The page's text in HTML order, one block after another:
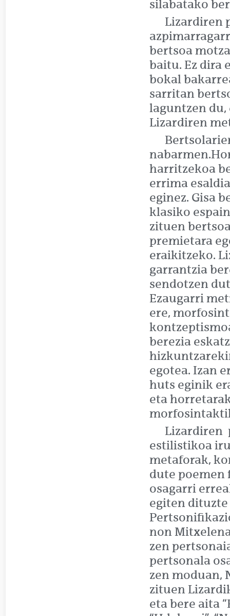
silabatako
Lizardiren
bertsoa
baitu. Ez dira
bokal
sarritan
laguntzen du,
Lizardiren
harritzekoa
errima
eginez. Gisa
klasiko
zituen
premietara
eraikitzeko.
garrantzia
sendotzen
Ezaugarri
ere,
berezia
egotea. Izan
huts eginik
eta
Lizardiren
estilistikoa
metaforak,
dute poemen
osagarri
egiten
non
zen
pertsonala
zen moduan,
zituen
eta bere aita